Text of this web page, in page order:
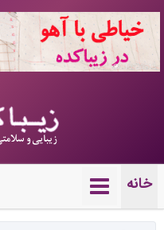
10720513
خانه